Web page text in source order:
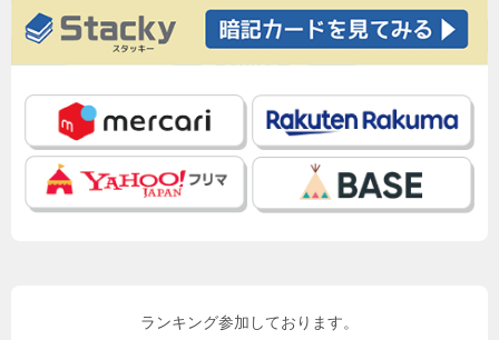
ランキング参加しております。